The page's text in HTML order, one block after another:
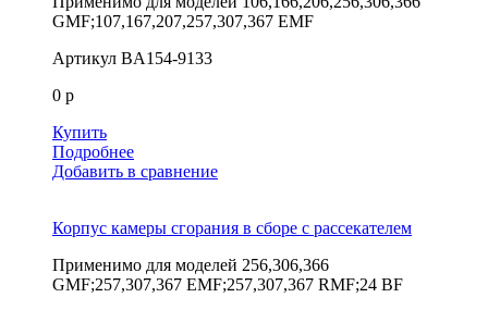
GMF;107,167,207,257,307,367 EMF
Артикул BA154-9133
0 р
Купить
Подробнее
Добавить в сравнение
Корпус камеры сгорания в сборе с рассекателем
Применимо для моделей 256,306,366
GMF;257,307,367 EMF;257,307,367 RMF;24 BF